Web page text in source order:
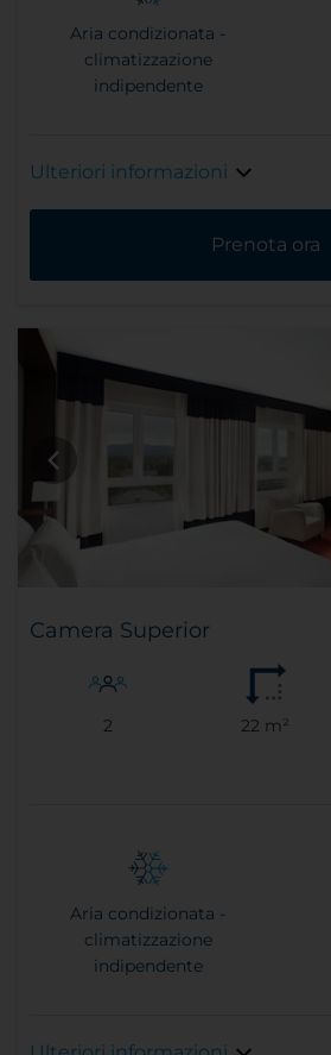
Aria condizionata -
climatizzazione
indipendente
Ulteriori informazioni
Prenota ora
Camera Superior
2 22 m²
Aria condizionata -
climatizzazione
indipendente